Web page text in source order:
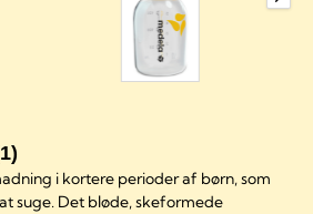
i kortere perioder af børn, som
suge. Det bløde, skeformede